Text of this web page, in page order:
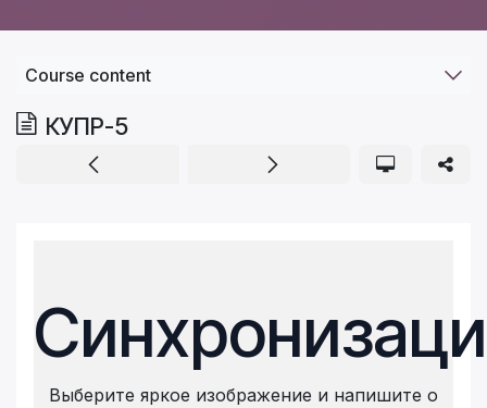
Course content
КУПР-5
Выберите яркое изображение и напишите о